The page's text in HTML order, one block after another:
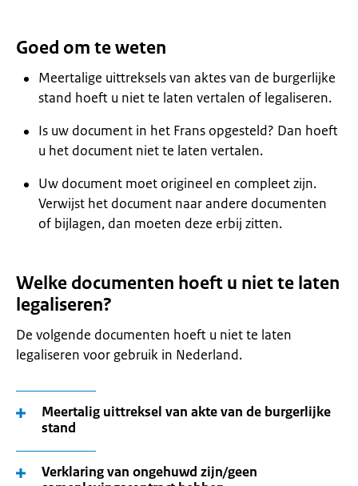
Goed om te weten
Meertalige uittreksels van aktes van de burgerlijke
stand hoeft u niet te laten vertalen of legaliseren.
Is uw document in het Frans opgesteld? Dan hoeft
u het document niet te laten vertalen.
Uw document moet origineel en compleet zijn.
Verwijst het document naar andere documenten
of bijlagen, dan moeten deze erbij zitten.
Welke documenten hoeft u niet te laten
legaliseren?
De volgende documenten hoeft u niet te laten
legaliseren voor gebruik in Nederland.
Meertalig uittreksel van akte van de burgerlijke
stand
Verklaring van ongehuwd zijn/geen